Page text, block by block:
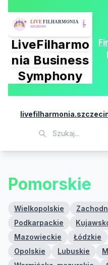
LiveFilharmo
nia Business
Symphony
Pomorskie
Wielkopolskie
Podkarpackie
Mazowieckie
Łódzkie
Opolskie
Lubuskie